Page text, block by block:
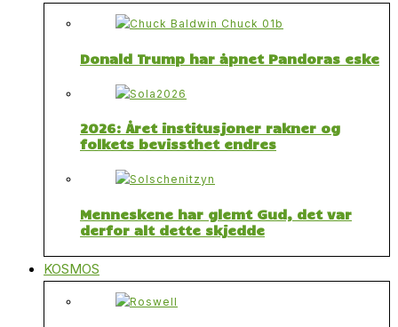
Donald Trump har åpnet Pandoras eske
2026: Året institusjoner rakner og
folkets bevissthet endres
Menneskene har glemt Gud, det var
derfor alt dette skjedde
KOSMOS